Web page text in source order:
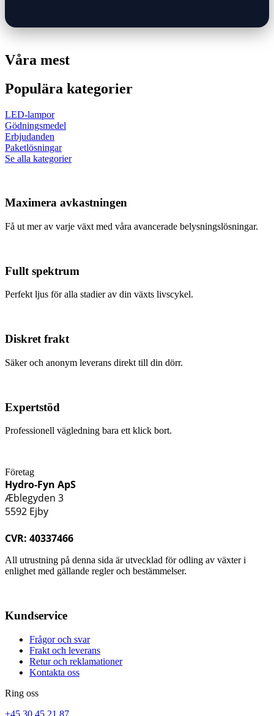
Våra mest
Populära kategorier
LED-lampor
Gödningsmedel
Erbjudanden
Paketlösningar
Se alla kategorier
Maximera avkastningen
Få ut mer av varje växt med våra avancerade belysningslösningar.
Fullt spektrum
Perfekt ljus för alla stadier av din växts livscykel.
Diskret frakt
Säker och anonym leverans direkt till din dörr.
Expertstöd
Professionell vägledning bara ett klick bort.
Företag
Hydro-Fyn ApS
Æblegyden 3
5592 Ejby
CVR: 40337466
All utrustning på denna sida är utvecklad för odling av växter i
enlighet med gällande regler och bestämmelser.
Kundservice
Frågor och svar
Frakt och leverans
Retur och reklamationer
Kontakta oss
Ring oss
+45 30 45 21 87